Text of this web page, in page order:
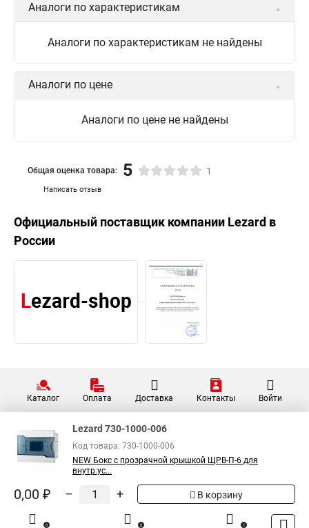
Аналоги по характеристикам
Аналоги по характеристикам не найдены
Аналоги по цене
Аналоги по цене не найдены
Написать отзыв
Общая оценка товара: 5 1
Официальный поставщик компании Lezard в
России
Каталог Оплата Доставка Контакты Войти
Lezard 730-1000-006
Код товара: 730-1000-006
NEW Бокс с прозрачной крышкой ЩРВ-П-6 для
внутр.ус...
0,00 ₽ – + В корзину
0 0 1